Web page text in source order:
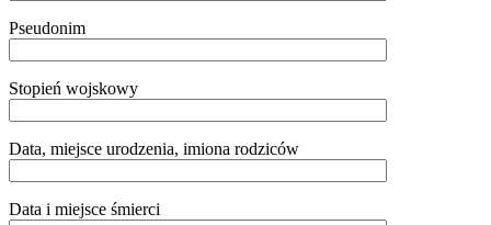
Pseudonim
Stopień wojskowy
Data, miejsce urodzenia, imiona rodziców
Data i miejsce śmierci